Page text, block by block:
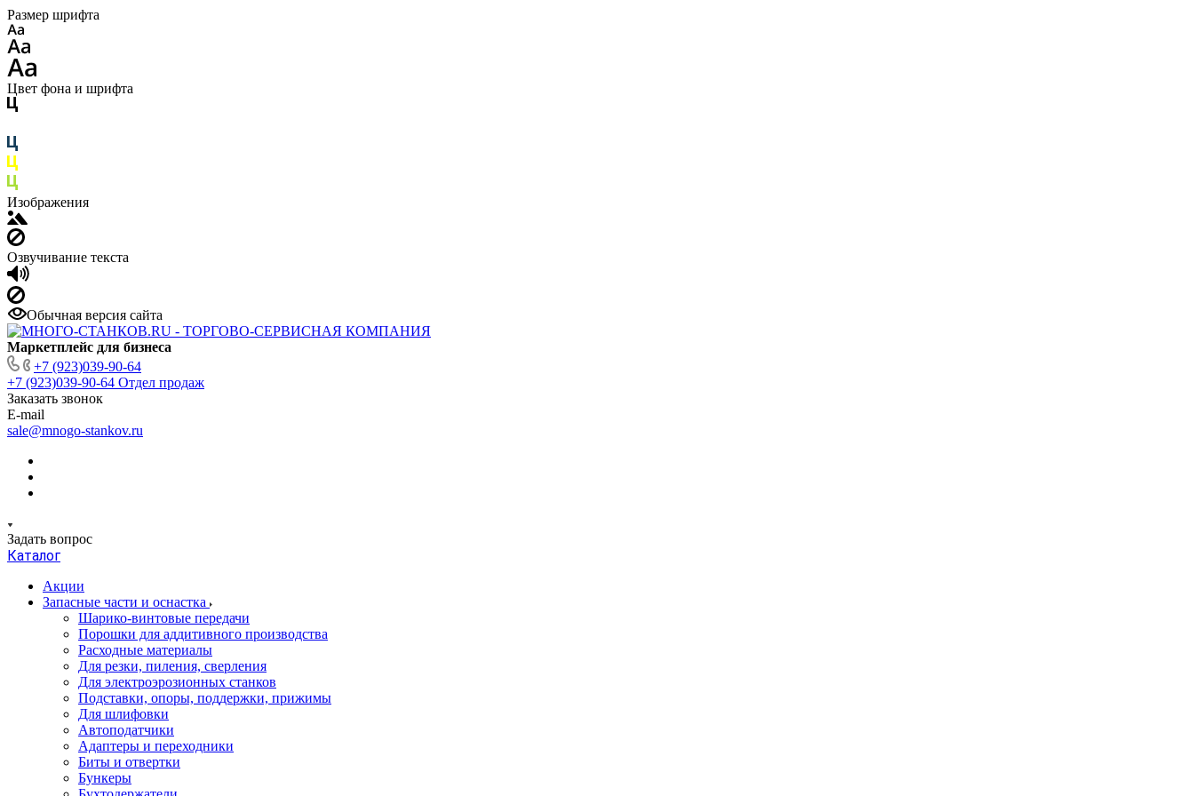
Размер шрифта
Цвет фона и шрифта
Изображения
Озвучивание текста
Обычная версия сайта
Маркетплейс для бизнеса
+7 (923)039-90-64
+7 (923)039-90-64 Отдел продаж
Заказать звонок
E-mail
sale@mnogo-stankov.ru
Задать вопрос
Каталог
Акции
Запасные части и оснастка
Шарико-винтовые передачи
Порошки для аддитивного производства
Расходные материалы
Для резки, пиления, сверления
Для электроэрозионных станков
Подставки, опоры, поддержки, прижимы
Для шлифовки
Автоподатчики
Адаптеры и переходники
Биты и отвертки
Бункеры